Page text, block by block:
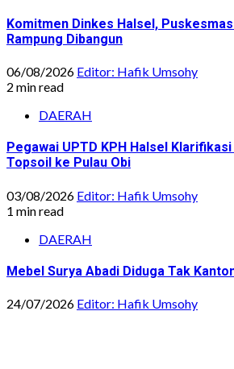
Komitmen Dinkes Halsel,
Rampung Dibangun
06/08/2026 Editor: Hafik Umsohy
2 min read
DAERAH
Pegawai UPTD KPH Halsel
Topsoil ke Pulau Obi
03/08/2026 Editor: Hafik Umsohy
1 min read
DAERAH
Mebel Surya Abadi Diduga Tak
24/07/2026 Editor: Hafik Umsohy